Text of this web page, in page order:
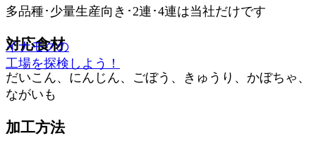
イナモクの
工場を探検しよう！
多品種･少量生産向き･2連･4連は当社だけです
対応食材
だいこん、にんじん、ごぼう、きゅうり、かぼちゃ、
ながいも
加工方法